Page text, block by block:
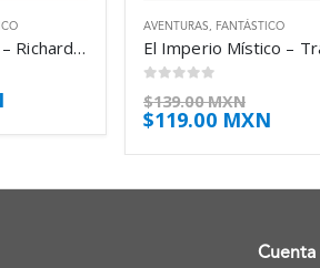
Elegidos del sol – Richard E. Dansky
AVENTURAS FANTÁSTICO
$139.00 MXN
$119.00 MXN
Cuenta